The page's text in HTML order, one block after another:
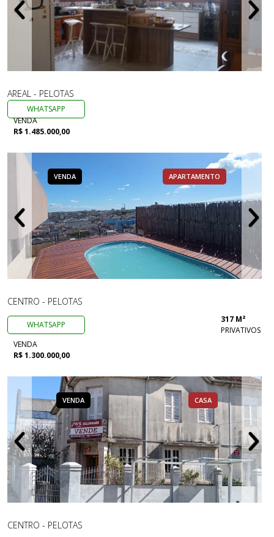
AREAL - PELOTAS
WHATSAPP
VENDA
R$ 1.485.000,00
VENDA APARTAMENTO
CENTRO - PELOTAS
WHATSAPP
317 M²
PRIVATIVOS
VENDA
R$ 1.300.000,00
VENDA CASA
CENTRO - PELOTAS